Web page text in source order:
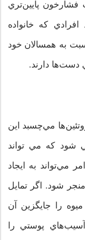
پايين‌تري
که خانواده
به همسالان خود
دست‌ها دارند.
مي‌چسبد اين
شود که مي تواند
مي‌تواند به ايجاد
شود. اگر تمايل
را جايگزين آن
آسيب‌هاي پوستي را